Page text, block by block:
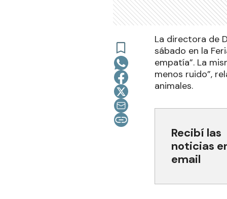
La directora de
sábado en la
empatía”. La
menos ruido”,
animales.
Recibí las
noticias
email